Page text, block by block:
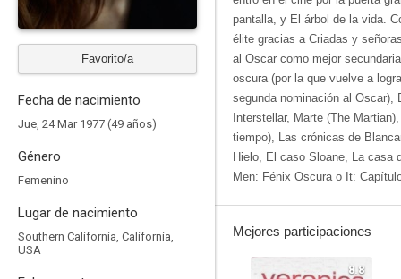
Favorito/a
Fecha de nacimiento
Jue, 24 Mar 1977 (49 años)
Género
Femenino
Lugar de nacimiento
Southern California, California,
USA
pantalla, y El árbol de la vida.
élite gracias a Criadas y
al Oscar como mejor
oscura (por la que vuelve a
segunda nominación al Oscar),
Interstellar, Marte (The
tiempo), Las crónicas de
Hielo, El caso Sloane, La casa
Men: Fénix Oscura o It:
Mejores participaciones
8.8